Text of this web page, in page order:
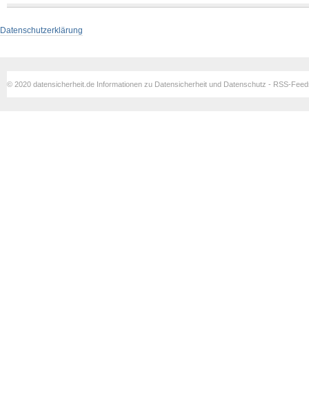
Datenschutzerklärung
© 2020 datensicherheit.de Informationen zu Datensicherheit und Datenschutz - RSS-